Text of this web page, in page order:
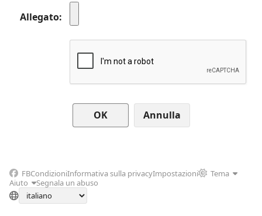
Allegato
Annulla
FBCondizioniInformativa sulla privacyImpostazioni
Tema
Aiuto
Segnala un abuso